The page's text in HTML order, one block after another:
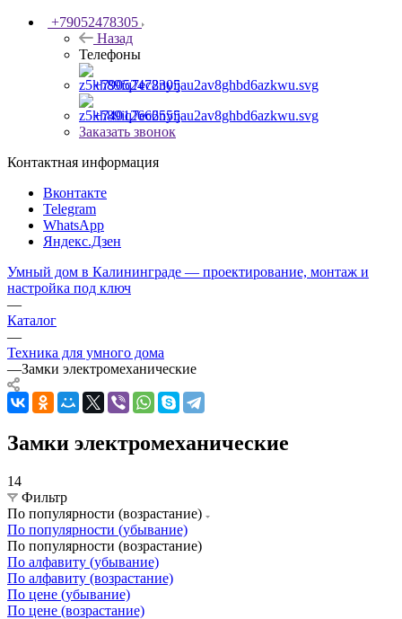
+79052478305
Назад
Телефоны
+79052478305
+74012666555
Заказать звонок
Контактная информация
Вконтакте
Telegram
WhatsApp
Яндекс.Дзен
Умный дом в Калининграде — проектирование, монтаж и
настройка под ключ
—
Каталог
—
Техника для умного дома
—Замки электромеханические
Замки электромеханические
14
Фильтр
По популярности (возрастание)
По популярности (убывание)
По популярности (возрастание)
По алфавиту (убывание)
По алфавиту (возрастание)
По цене (убывание)
По цене (возрастание)